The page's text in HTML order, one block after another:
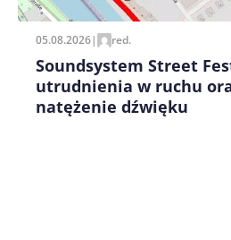
05.08.2026| red.
Soundsystem Street
utrudnienia w ruchu
natężenie dźwięku